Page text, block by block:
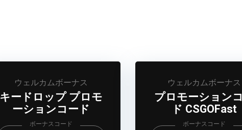
ウェルカムボーナス
キードロップ プロモ
ーションコード
ボーナスコード
ウェルカムボーナス
プロモーション
ド CSGOFast
ボーナスコード